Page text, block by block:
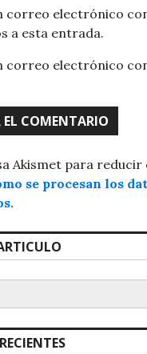
correo electrónico
a esta entrada.
correo electrónico
Akismet para reducir
se procesan los